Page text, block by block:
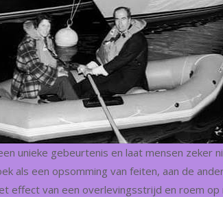
unieke gebeurtenis en laat mensen zeker
als een opsomming van feiten, aan de
effect van een overlevingsstrijd en roem op